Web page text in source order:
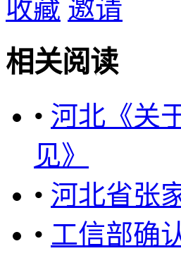
收藏 邀请
相关阅读
• 河北《关
见》
• 河北省张
• 工信部确